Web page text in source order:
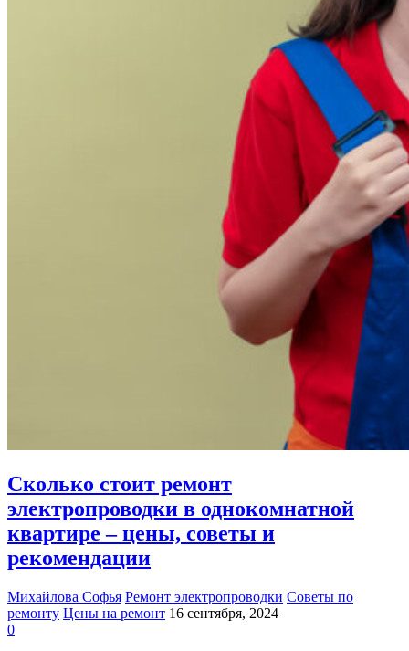
Сколько стоит ремонт
электропроводки в однокомнатной
квартире – цены, советы и
рекомендации
Михайлова Софья Ремонт электропроводки Советы по
ремонту Цены на ремонт 16 сентября, 2024
0